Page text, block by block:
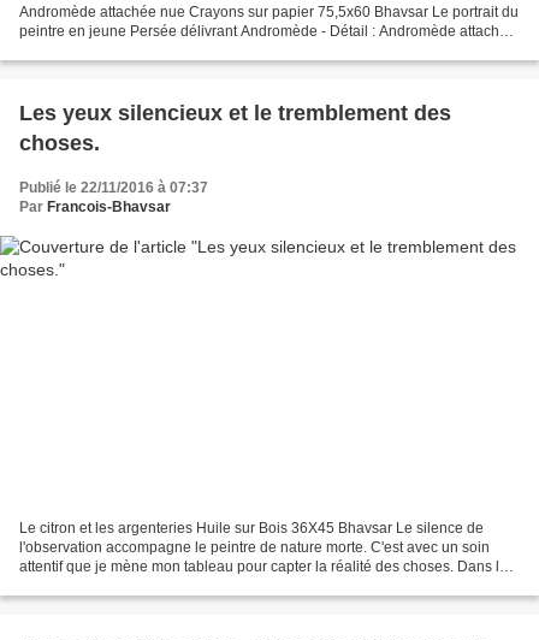
Andromède attachée nue Crayons sur papier 75,5x60 Bhavsar Le portrait du
peintre en jeune Persée délivrant Andromède - Détail : Andromède attachée
Les yeux silencieux et le tremblement des
choses.
Publié le 22/11/2016 à 07:37
Par Francois-Bhavsar
Le citron et les argenteries Huile sur Bois 36X45 Bhavsar Le silence de
l'observation accompagne le peintre de nature morte. C'est avec un soin
attentif que je mène mon tableau pour capter la réalité des choses. Dans le